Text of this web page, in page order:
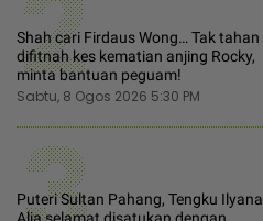
Shah cari Firdaus Wong… Tak tahan
difitnah kes kematian anjing Rocky,
minta bantuan peguam!
Sabtu, 8 Ogos 2026 5:30 PM
Puteri Sultan Pahang, Tengku Ilyana